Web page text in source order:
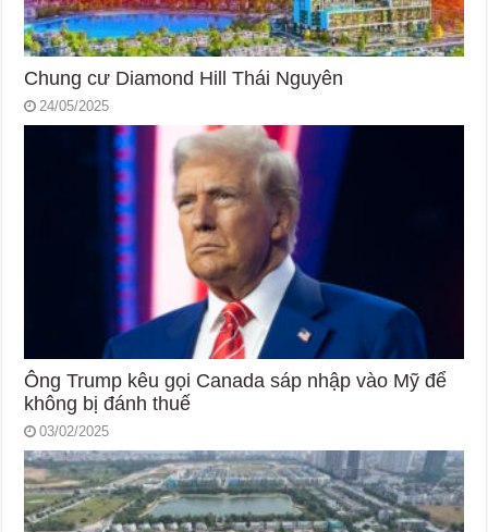
Chung cư Diamond Hill Thái Nguyên
24/05/2025
Ông Trump kêu gọi Canada sáp nhập vào Mỹ để
không bị đánh thuế
03/02/2025